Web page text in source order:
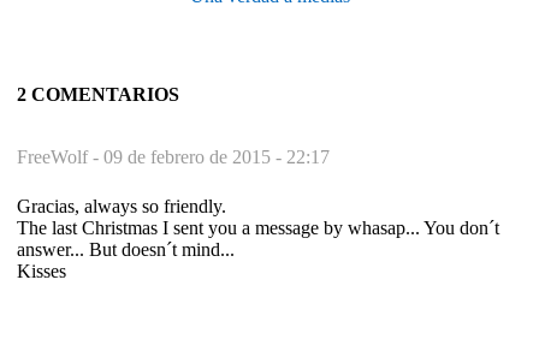
2 COMENTARIOS
FreeWolf - 09 de febrero de 2015 - 22:17
Gracias, always so friendly.
The last Christmas I sent you a message by whasap... You don´t
answer... But doesn´t mind...
Kisses